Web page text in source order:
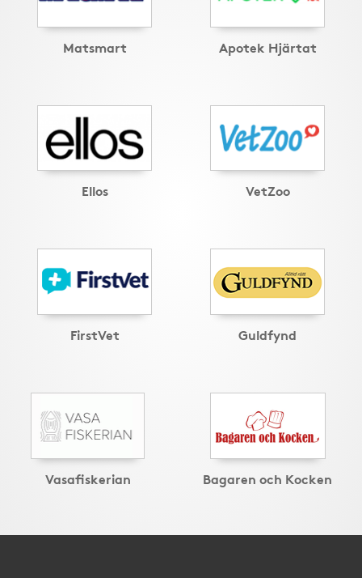
Matsmart Apotek Hjärtat
Ellos VetZoo
FirstVet Guldfynd
Vasafiskerian Bagaren och Kocken